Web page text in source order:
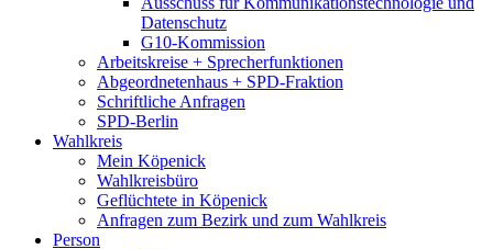
Datenschutz
G10-Kommission
Arbeitskreise + Sprecherfunktionen
Abgeordnetenhaus + SPD-Fraktion
Schriftliche Anfragen
SPD-Berlin
Wahlkreis
Mein Köpenick
Wahlkreisbüro
Geflüchtete in Köpenick
Anfragen zum Bezirk und zum Wahlkreis
Person